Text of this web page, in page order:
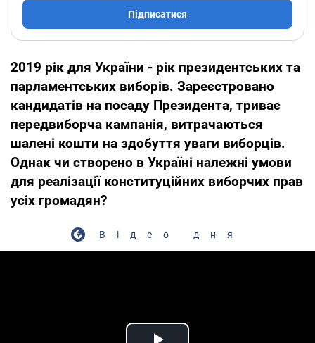
Підписатися
2019 рік для України - рік президентських та
парламентських виборів. Зареєстровано
кандидатів на посаду Президента, триває
передвиборча кампанія, витрачаються
шалені кошти на здобуття уваги виборців.
Однак чи створено в Україні належні умови
для реалізації конституційних виборчих прав
усіх громадян?
Відео дня